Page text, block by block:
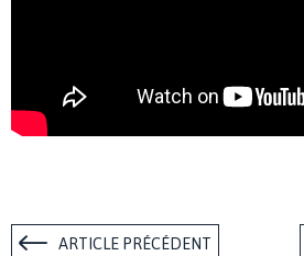
ARTICLE PRÉCÉDENT